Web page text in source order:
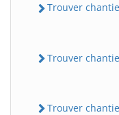
Trouver
Trouver
Trouver